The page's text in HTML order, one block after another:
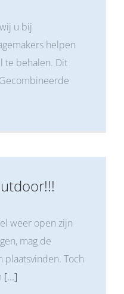
u bij
helpen
te behalen. Dit
weer open zijn
mag de
plaatsvinden. Toch
[...]